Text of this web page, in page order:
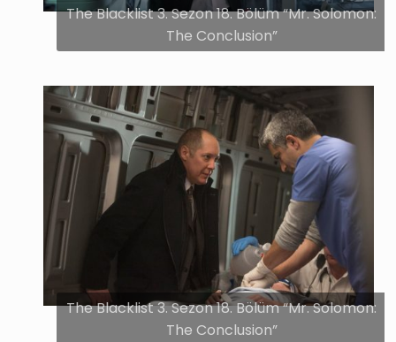
The Blacklist 3. Sezon 18. Bölüm “Mr. Solomon:
The Conclusion”
The Blacklist 3. Sezon 18. Bölüm “Mr. Solomon:
The Conclusion”